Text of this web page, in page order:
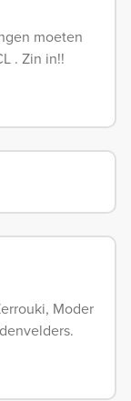
moeten
. Zin in!!
Moder